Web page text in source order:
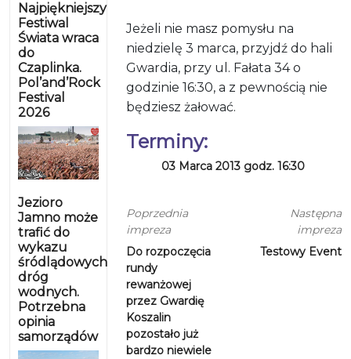
Najpiękniejszy
Festiwal
Świata wraca
do
Czaplinka.
Pol’and’Rock
Festival
2026
Jezioro
Jamno może
trafić do
wykazu
śródlądowych
dróg
wodnych.
Potrzebna
opinia
samorządów
Jeżeli nie masz pomysłu na
niedzielę 3 marca, przyjdź do hali
Gwardia, przy ul. Fałata 34 o
godzinie 16:30, a z pewnością nie
będziesz żałować.
Terminy:
03 Marca 2013 godz. 16:30
Poprzednia
impreza
Do rozpoczęcia
rundy
rewanżowej
przez Gwardię
Koszalin
pozostało już
bardzo niewiele
Następna
impreza
Testowy Event